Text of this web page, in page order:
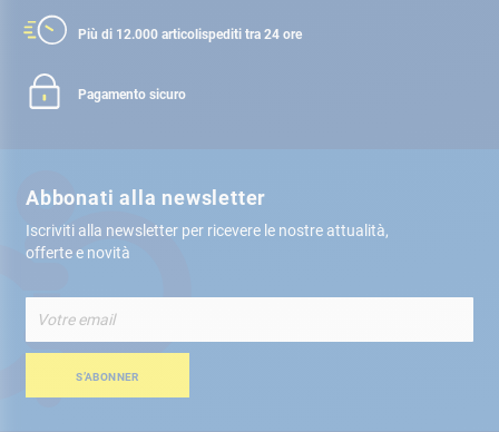
Più di 12.000 articolispediti tra 24 ore
Pagamento sicuro
Abbonati alla newsletter
Iscriviti alla newsletter per ricevere le nostre attualità,
offerte e novità
alla
nostra
Newsletter:S’ABONNER